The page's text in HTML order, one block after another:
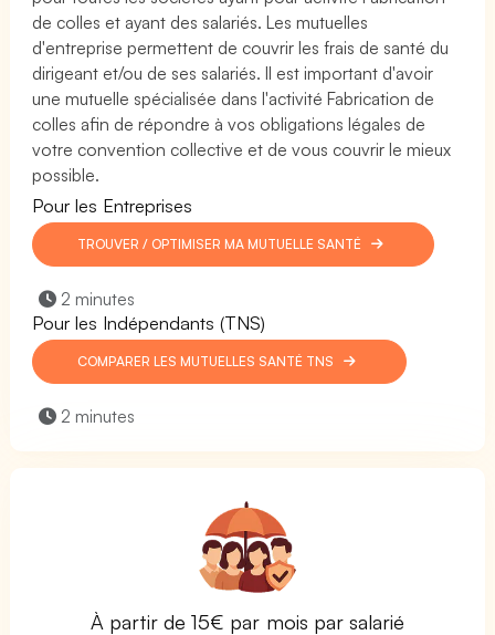
de colles et ayant des salariés. Les mutuelles
d'entreprise permettent de couvrir les frais de santé du
dirigeant et/ou de ses salariés. Il est important d'avoir
une mutuelle spécialisée dans l'activité Fabrication de
colles afin de répondre à vos obligations légales de
votre convention collective et de vous couvrir le mieux
possible.
Pour les Entreprises
TROUVER / OPTIMISER MA MUTUELLE SANTÉ
2 minutes
Pour les Indépendants (TNS)
COMPARER LES MUTUELLES SANTÉ TNS
2 minutes
À partir de 15€ par mois par salarié